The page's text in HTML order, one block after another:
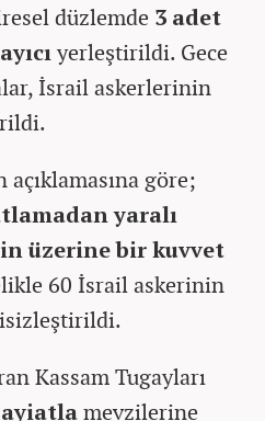
düzlemde 3 adet
yerleştirildi. Gece
İsrail askerlerinin
açıklamasına göre;
yaralı
üzerine bir kuvvet
60 İsrail askerinin
Kassam Tugayları
mevzilerine